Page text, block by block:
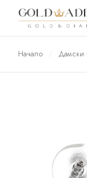
Начало Дамски